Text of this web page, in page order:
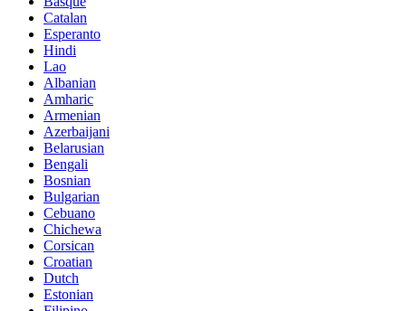
Catalan
Esperanto
Hindi
Lao
Albanian
Amharic
Armenian
Azerbaijani
Belarusian
Bengali
Bosnian
Bulgarian
Cebuano
Chichewa
Corsican
Croatian
Dutch
Estonian